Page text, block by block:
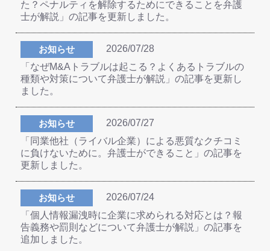
た？ペナルティを解除するためにできることを弁護
士が解説」の記事を更新しました。
お知らせ
2026/07/28
「なぜM&Aトラブルは起こる？よくあるトラブルの
種類や対策について弁護士が解説」の記事を更新し
ました。
お知らせ
2026/07/27
「同業他社（ライバル企業）による悪質なクチコミ
に負けないために。弁護士ができること」の記事を
更新しました。
お知らせ
2026/07/24
「個人情報漏洩時に企業に求められる対応とは？報
告義務や罰則などについて弁護士が解説」の記事を
追加しました。